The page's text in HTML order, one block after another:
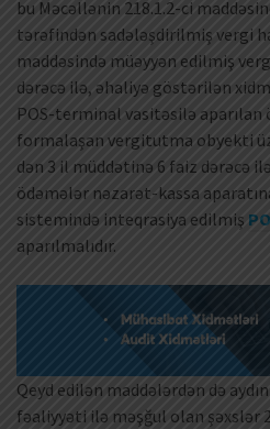
bu Məcəllənin 218.1.2-ci
tərəfindən sadələşdirilmiş vergi
maddəsində müəyyən edilmiş
dərəcə ilə, əhaliyə göstərilən
POS-terminal vasitəsilə aparılan
formalaşan vergitutma obyekti
dən 3 il müddətinə 6 faiz dərəcə
ödəmələr nəzarət-kassa
sistemində inteqrasiya edilmiş
aparılmalıdır.
Qeyd edilən maddələrdən də
fəaliyyəti ilə məşğul olan şəxslər